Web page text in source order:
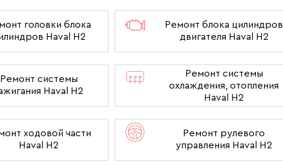
головки блока
Haval H2
Ремонт блока цилиндров
двигателя Haval H2
Ремонт системы
Haval H2
Ремонт системы
охлаждения, отопления
Haval H2
ходовой части
Haval H2
Ремонт рулевого
управления Haval H2